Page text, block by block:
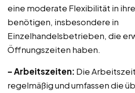
eine moderate Flexibilität in
benötigen, insbesondere in
Einzelhandelsbetrieben, die
Öffnungszeiten haben.
– Arbeitszeiten: Die
regelmäßig und umfassen die